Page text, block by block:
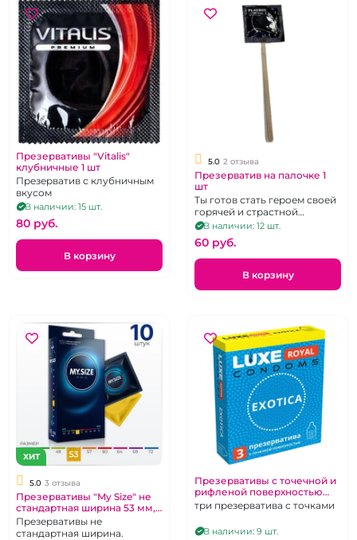
Презервативы "Vitalis"
клубничные 1 шт
Презерватив с клубничным
вкусом
В наличии: 15 шт.
80 pуб.
В корзину
5.0 2 отзыва
Презерватив на палочке 1
шт
Ты готов стать героем своей
горячей и страстной
истории? презервативы в
ассортименте (могут быть
разные фирмы, иногда
поставляются без палочки)
В наличии: 12 шт.
60 pуб.
В корзину
ХИТ
5.0 3 отзыва
Презервативы "My Size" не
стандартная ширина 53 мм,
10 шт
Презервативы не
стандартная ширина.
Презервативы с точечной и
рифленой поверхностью
"Luxe" Royal Exotica
три презерватива с точками
В наличии: 9 шт.